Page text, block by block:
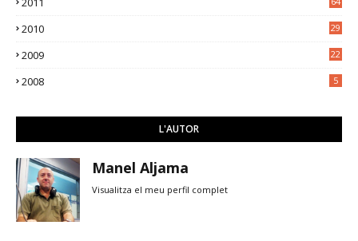
2010 29
2009 22
2008 5
L'AUTOR
Manel Aljama
Visualitza el meu perfil complet